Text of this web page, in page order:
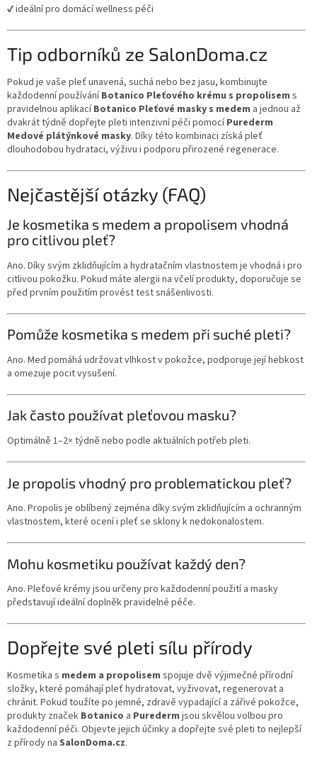
✔ ideální pro domácí wellness péči
Tip odborníků ze SalonDoma.cz
Pokud je vaše pleť unavená, suchá nebo bez jasu, kombinujte
každodenní používáníBotanico Pleťového krému s propolisem s
pravidelnou aplikacíBotanico Pleťové masky s medem a jednou až
dvakrát týdně dopřejte pleti intenzivní péči pomocíPurederm
Medové plátýnkové masky. Díky této kombinaci získá pleť
dlouhodobou hydrataci, výživu i podporu přirozené regenerace.
Nejčastější otázky (FAQ)
Je kosmetika s medem a propolisem vhodná
pro citlivou pleť?
Ano. Díky svým zklidňujícím a hydratačním vlastnostem je vhodná i pro
citlivou pokožku. Pokud máte alergii na včelí produkty, doporučuje se
před prvním použitím provést test snášenlivosti.
Pomůže kosmetika s medem při suché pleti?
Ano. Med pomáhá udržovat vlhkost v pokožce, podporuje její hebkost
a omezuje pocit vysušení.
Jak často používat pleťovou masku?
Optimálně 1–2× týdně nebo podle aktuálních potřeb pleti.
Je propolis vhodný pro problematickou pleť?
Ano. Propolis je oblíbený zejména díky svým zklidňujícím a ochranným
vlastnostem, které ocení i pleť se sklony k nedokonalostem.
Mohu kosmetiku používat každý den?
Ano. Pleťové krémy jsou určeny pro každodenní použití a masky
představují ideální doplněk pravidelné péče.
Dopřejte své pleti sílu přírody
Kosmetika s medem a propolisem spojuje dvě výjimečné přírodní
složky, které pomáhají pleť hydratovat, vyživovat, regenerovat a
chránit. Pokud toužíte po jemné, zdravě vypadající a zářivé pokožce,
produkty značek Botanico a Purederm jsou skvělou volbou pro
každodenní péči. Objevte jejich účinky a dopřejte své pleti to nejlepší
z přírody na SalonDoma.cz.